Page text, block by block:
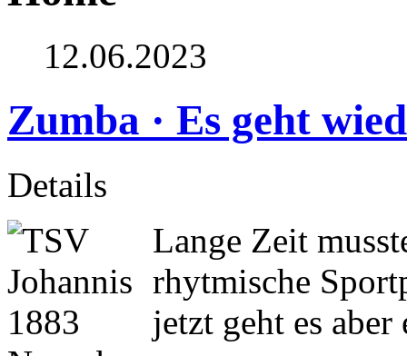
12.06.2023
Zumba · Es geht
Details
Lange Zeit
rhytmische
jetzt geht es